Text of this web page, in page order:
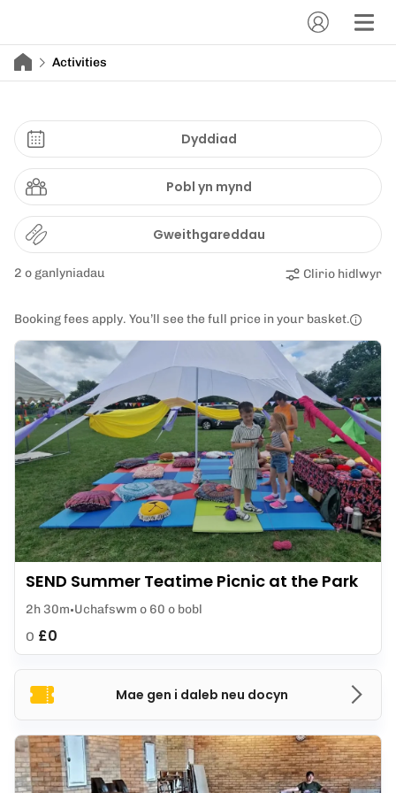
Activities
Dyddiad
Pobl yn mynd
Gweithgareddau
2 o ganlyniadau Clirio hidlwyr
Booking fees apply. You’ll see the full price in your basket.
Mae gen i daleb neu docyn
SEND Summer Teatime Picnic at the Park
2h 30m Uchafswm o 60 o bobl
O £0